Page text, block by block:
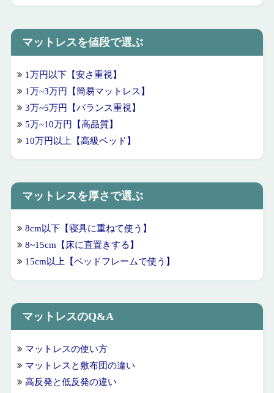
マットレスを値段で選ぶ
1万円以下【安さ重視】
1万~3万円【簡易マットレス】
3万~5万円【バランス重視】
5万~10万円【高品質】
10万円以上【高級ベッド】
マットレスを厚さで選ぶ
8cm以下【寝具に重ねて使う】
8~15cm【床に直置きする】
15cm以上【ベッドフレームで使う】
マットレスのQ&A
マットレスの使い方
マットレスと敷布団の違い
高反発と低反発の違い